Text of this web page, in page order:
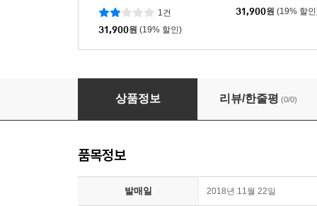
1건
31,900원 (19% 할인)
31,900원 (19% 할
이태리 칸초네 모음집 (Ciao Italia) [LP]
상품정보 리뷰/한줄평 (0/0)
품목정보
발매일 2018년 11월 22일